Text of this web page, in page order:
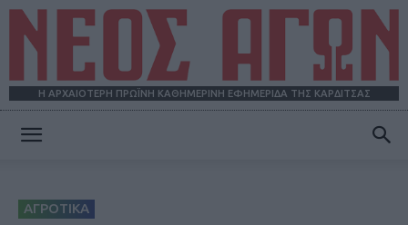
Η ΑΡΧΑΙΟΤΕΡΗ ΠΡΩΪΝΗ ΚΑΘΗΜΕΡΙΝΗ ΕΦΗΜΕΡΙΔΑ ΤΗΣ ΚΑΡΔΙΤΣΑΣ
ΑΓΡΟΤΙΚΑ